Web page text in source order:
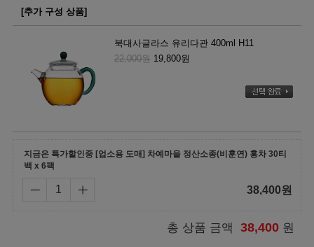
[추가 구성 상품]
북대사글라스 유리다관 400ml H11
22,000원19,800원
지금은 특가할인중 [업소용 도매] 차예마을 정산소종(비훈연) 홍차 30티
백 x 6팩
38,400원
총 상품 금액 38,400 원